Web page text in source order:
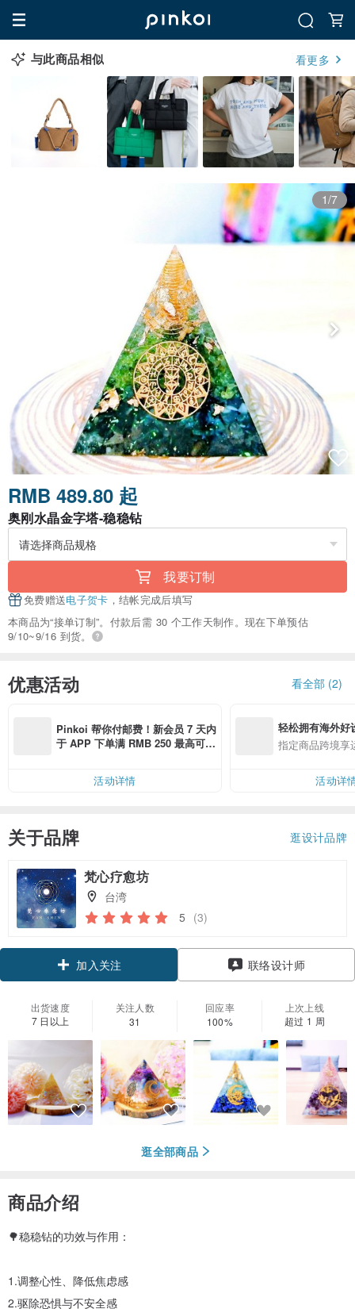
与此商品相似 看更多
1/7
RMB 489.80 起
奥刚水晶金字塔-稳稳钻
我要订制
免费赠送电子贺卡 ，结帐完成后填写
本商品为“接单订制”。付款后需 30 个工作天制作。现在下单预估
9/10~9/16 到货。
优惠活动 看全部 (2)
Pinkoi 帮你付邮费！新会员 7 天内
于 APP 下单满 RMB 250 最高可折
活动详情
轻松拥有海外好
指定商品跨境享
活动详
关于品牌 逛设计品牌
梵心疗愈坊
台湾
5 (3)
加入关注
联络设计师
出货速度
7 日以上
关注人数
31
回应率
100%
上次上线
超过 1 周
逛全部商品
商品介绍
🌳稳稳钻的功效与作用：
1.调整心性、降低焦虑感
2.驱除恐惧与不安全感